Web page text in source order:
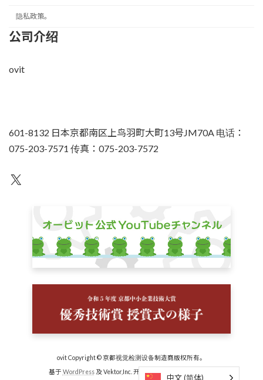
隐私政策。
公司介绍
ovit
601-8132 日本京都南区上鸟羽町大町13号JM70A 电话：
075-203-7571 传真：075-203-7572
不为人知
ovit Copyright © 京都视觉检测设备制造商版权所有。
基于 WordPress及 Vektor,Inc. 开发的Lightning 主题
中文 (简体)